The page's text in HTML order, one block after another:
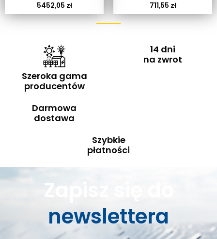
5452,05 zł 711,55 zł
Szeroka gama
producentów
14 dni
na zwrot
Darmowa
dostawa
Szybkie
płatności
Zapisz się do
newslettera